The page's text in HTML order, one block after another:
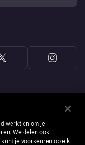
werkt en om je
We delen ook
je voorkeuren op elk